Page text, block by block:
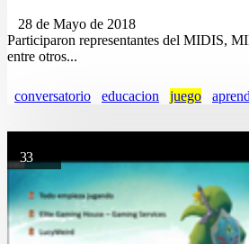
28 de Mayo de 2018
Participaron representantes del MIDIS,
entre otros...
conversatorio educacion juego
33